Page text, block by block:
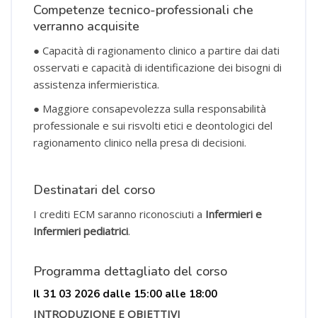
Competenze tecnico-professionali che
verranno acquisite
● Capacità di ragionamento clinico a partire dai dati
osservati e capacità di identificazione dei bisogni di
assistenza infermieristica.
● Maggiore consapevolezza sulla responsabilità
professionale e sui risvolti etici e deontologici del
ragionamento clinico nella presa di decisioni.
Destinatari del corso
I crediti ECM saranno riconosciuti a Infermieri e
Infermieri pediatrici.
Programma dettagliato del corso
Il 31 03 2026 dalle 15:00 alle 18:00
INTRODUZIONE E OBIETTIVI